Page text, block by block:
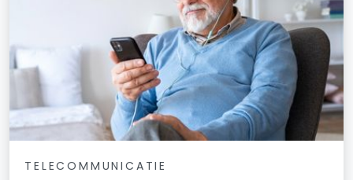
TELECOMMUNICATIE